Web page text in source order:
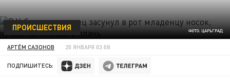
ФОТО: ЦАРЬГРАД
ПРОИСШЕСТВИЯ
АРТЁМ САЗОНОВ 20 ЯНВАРЯ 03:08
ПОДПИШИТЕСЬ: